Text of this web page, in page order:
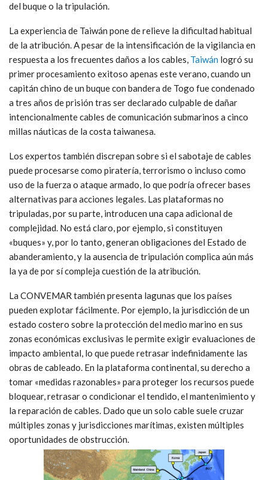
del buque o la tripulación.
La experiencia de Taiwán pone de relieve la dificultad habitual
de la atribución. A pesar de la intensificación de la vigilancia en
respuesta a los frecuentes daños a los cables, Taiwán logró su
primer procesamiento exitoso apenas este verano, cuando un
capitán chino de un buque con bandera de Togo fue condenado
a tres años de prisión tras ser declarado culpable de dañar
intencionalmente cables de comunicación submarinos a cinco
millas náuticas de la costa taiwanesa.
Los expertos también discrepan sobre si el sabotaje de cables
puede procesarse como piratería, terrorismo o incluso como
uso de la fuerza o ataque armado, lo que podría ofrecer bases
alternativas para acciones legales. Las plataformas no
tripuladas, por su parte, introducen una capa adicional de
complejidad. No está claro, por ejemplo, si constituyen
«buques» y, por lo tanto, generan obligaciones del Estado de
abanderamiento, y la ausencia de tripulación complica aún más
la ya de por sí compleja cuestión de la atribución.
La CONVEMAR también presenta lagunas que los países
pueden explotar fácilmente. Por ejemplo, la jurisdicción de un
estado costero sobre la protección del medio marino en sus
zonas económicas exclusivas le permite exigir evaluaciones de
impacto ambiental, lo que puede retrasar indefinidamente las
obras de cableado. En la plataforma continental, su derecho a
tomar «medidas razonables» para proteger los recursos puede
bloquear, retrasar o condicionar el tendido, el mantenimiento y
la reparación de cables. Dado que un solo cable suele cruzar
múltiples zonas y jurisdicciones marítimas, existen múltiples
oportunidades de obstrucción.